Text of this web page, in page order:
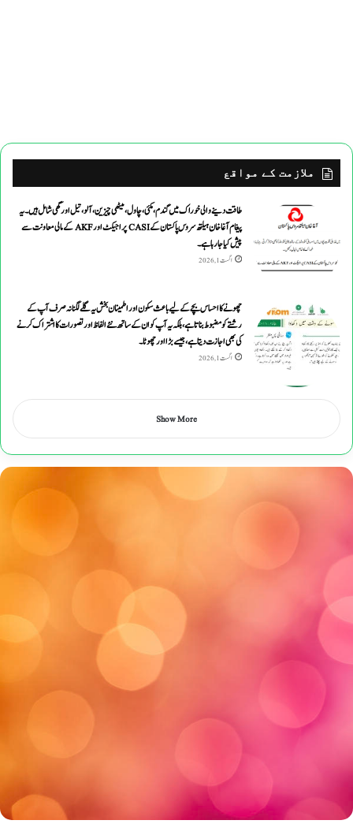
ملازمت کے مواقع
طاقت دینے والی خوراک میں گندم ،مکئی ،چاول،میٹھی چیزین ،آلو،تیل اورگھی شامل ہیں۔یہ
پیغام آغاخان ہیلتھ سروس پاکستان کے CASI پراجیکٹ اور AKF کے مالی معاونت سے
پیش کیاجارہاہے۔
اگست 1, 2026
چھونے کا احساس بچے کے لیے باعث سکون اور اطمینان بخش یہ گلے لگنا نہ صرف آپ کے
رشتے کو مضبوط بناتا ہے، بلکہ یہ آپ کو ان کے ساتھ نئے الفاظ اور تصورات کا اشتراک کرنے
کی بھی اجازت دیتا ہے ، جیسے بڑا اور چھوٹا۔
اگست 1, 2026
Show More